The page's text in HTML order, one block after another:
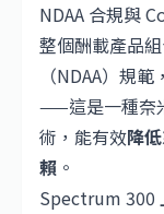
NDAA 合規與
整個酬載產品
（NDAA）規
——這是一種奈
術，能有效降
賴 。
Spectrum 300